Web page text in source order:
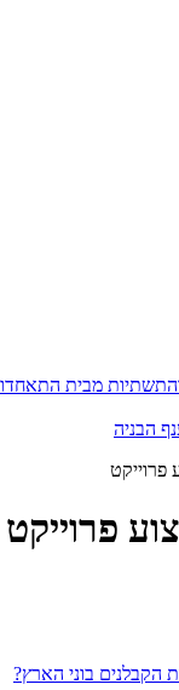
מבית
הבניה
פרוייקט
פרוייקט
הקבלנים בוני הארץ?